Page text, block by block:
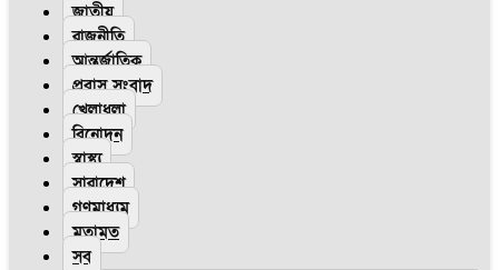
জাতীয়
রাজনীতি
আন্তর্জাতিক
প্রবাস সংবাদ
খেলাধুলা
বিনোদন
স্বাস্থ্য
সারাদেশ
গণমাধ্যম
মতামত
সব